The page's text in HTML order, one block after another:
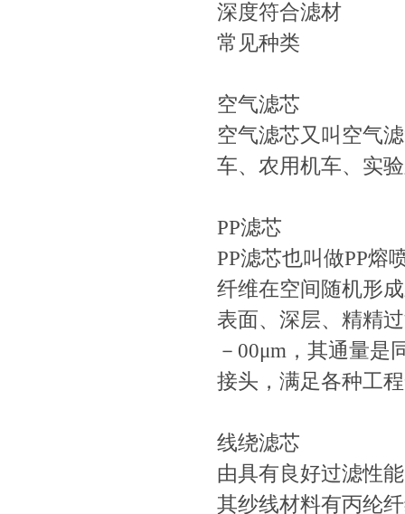
深度符合滤材
常见种类
空气滤芯
空气滤芯又叫空气
车、农用机车、实
PP滤芯
PP滤芯也叫做PP熔
纤维在空间随机形
表面、深层、精精
－00μm，其通量是
接头，满足各种工
线绕滤芯
由具有良好过滤性
其纱线材料有丙纶